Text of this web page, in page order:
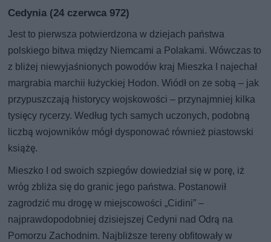
Cedynia (24 czerwca 972)
Jest to pierwsza potwierdzona w dziejach państwa
polskiego bitwa między Niemcami a Polakami. Wówczas to
z bliżej niewyjaśnionych powodów kraj Mieszka I najechał
margrabia marchii łużyckiej Hodon. Wiódł on ze sobą – jak
przypuszczają historycy wojskowości – przynajmniej kilka
tysięcy rycerzy. Według tych samych uczonych, podobną
liczbą wojowników mógł dysponować również piastowski
książę.
Mieszko I od swoich szpiegów dowiedział się w porę, iż
wróg zbliża się do granic jego państwa. Postanowił
zagrodzić mu drogę w miejscowości „Cidini” –
najprawdopodobniej dzisiejszej Cedyni nad Odrą na
Pomorzu Zachodnim. Najbliższe tereny obfitowały w